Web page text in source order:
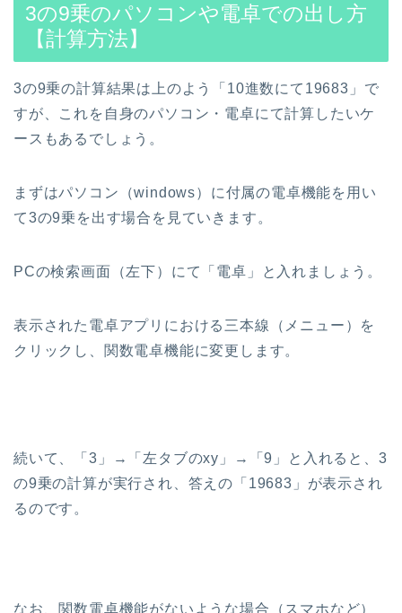
3の9乗のパソコンや電卓での出し方
【計算方法】
3の9乗の計算結果は上のよう「10進数にて19683」で
すが、これを自身のパソコン・電卓にて計算したいケ
ースもあるでしょう。
まずはパソコン（windows）に付属の電卓機能を用い
て3の9乗を出す場合を見ていきます。
PCの検索画面（左下）にて「電卓」と入れましょう。
表示された電卓アプリにおける三本線（メニュー）を
クリックし、関数電卓機能に変更します。
続いて、「3」→「左タブのxy」→「9」と入れると、3
の9乗の計算が実行され、答えの「19683」が表示され
るのです。
なお、関数電卓機能がないような場合（スマホなど）